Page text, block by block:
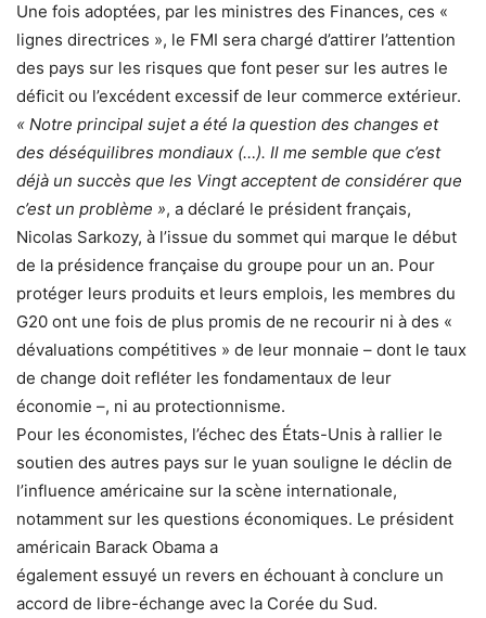
Une fois adoptées, par les ministres des Finances, ces «
lignes directrices », le FMI sera chargé d’attirer l’attention
des pays sur les risques que font peser sur les autres le
déficit ou l’excédent excessif de leur commerce extérieur.
« Notre principal sujet a été la question des changes et
des déséquilibres mondiaux (…). Il me semble que c’est
déjà un succès que les Vingt acceptent de considérer que
c’est un problème », a déclaré le président français,
Nicolas Sarkozy, à l’issue du sommet qui marque le début
de la présidence française du groupe pour un an. Pour
protéger leurs produits et leurs emplois, les membres du
G20 ont une fois de plus promis de ne recourir ni à des «
dévaluations compétitives » de leur monnaie – dont le taux
de change doit refléter les fondamentaux de leur
économie –, ni au protectionnisme.
Pour les économistes, l’échec des États-Unis à rallier le
soutien des autres pays sur le yuan souligne le déclin de
l’influence américaine sur la scène internationale,
notamment sur les questions économiques. Le président
américain Barack Obama a
également essuyé un revers en échouant à conclure un
accord de libre-échange avec la Corée du Sud.